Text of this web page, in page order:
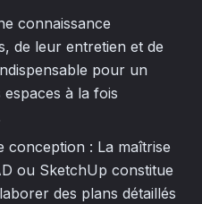
connaissance
de leur entretien et de
pour un
à la fois
conception : La maîtrise
ou SketchUp constitue
des plans détaillés